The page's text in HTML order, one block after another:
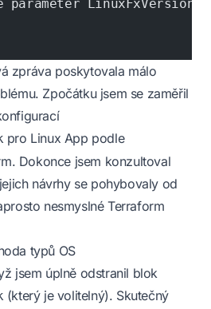
parameter LinuxFxVersion
zpráva poskytovala málo
Zpočátku jsem se zaměřil
pro Linux App podle
Dokonce jsem konzultoval
návrhy se pohybovaly od
nesmyslné Terraform
typů OS
jsem úplně odstranil blok
(který je volitelný). Skutečný